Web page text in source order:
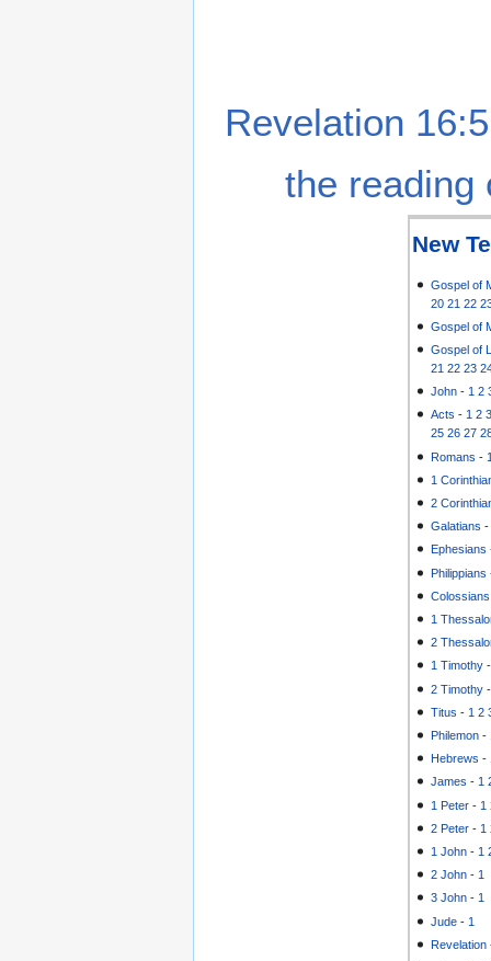
Revelation
the reading
New
Gospel of
20 21 22
Gospel of
Gospel of
21 22 23
John - 1 2
Acts -1 2
25 26 27
Romans -
1
2
Galatians
Ephesians
Philippians
Colossians
1
2
1 Timothy
2 Timothy
Titus - 1 2
Philemon -
Hebrews -
James -1
1 Peter - 1
2 Peter - 1
1 John - 1
2 John - 1
3 John -1
Jude - 1
Revelation